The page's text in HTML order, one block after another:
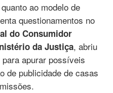
ao modelo de
questionamentos no
do Consumidor
da Justiça, abriu
apurar possíveis
de publicidade de casas